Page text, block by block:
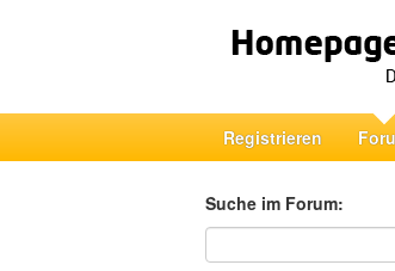
Registrieren
Suche im Forum:
Suche im Forum